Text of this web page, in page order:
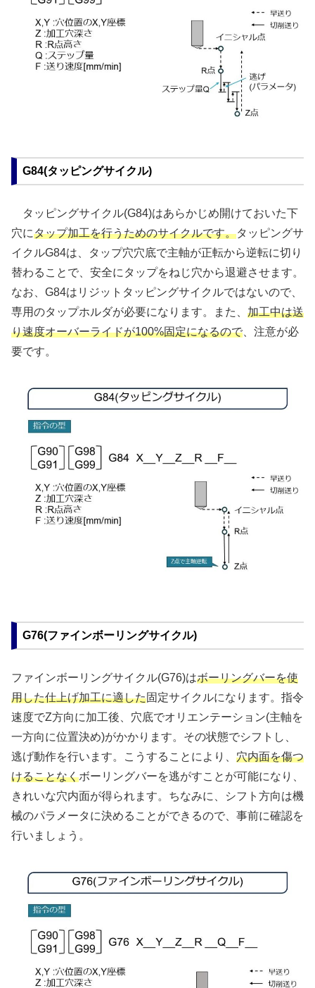
G84(タッピングサイクル)
タッピングサイクル(G84)はあらかじめ開けておいた下
穴にタップ加工を行うためのサイクルです。タッピングサ
イクルG84は、タップ穴穴底で主軸が正転から逆転に切り
替わることで、安全にタップをねじ穴から退避させます。
なお、G84はリジットタッピングサイクルではないので、
専用のタップホルダが必要になります。また、 加工中は送
り速度オーバーライドが100%固定になるので 、注意が必
要です。
G76(ファインボーリングサイクル)
ファインボーリングサイクル(G76)はボーリングバーを使
用した仕上げ加工に適した固定サイクルになります。指令
速度でZ方向に加工後、穴底でオリエンテーション(主軸を
一方向に位置決め)がかかります。その状態でシフトし、
逃げ動作を行います。こうすることにより、 穴内面を傷つ
けることなくボーリングバーを逃がすことが可能になり、
きれいな穴内面が得られます。ちなみに、シフト方向は機
械のパラメータに決めることができるので、事前に確認を
行いましょう。